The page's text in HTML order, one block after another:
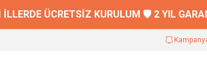
ÜCRETSİZ KURULUM 🛡️ 2 YIL